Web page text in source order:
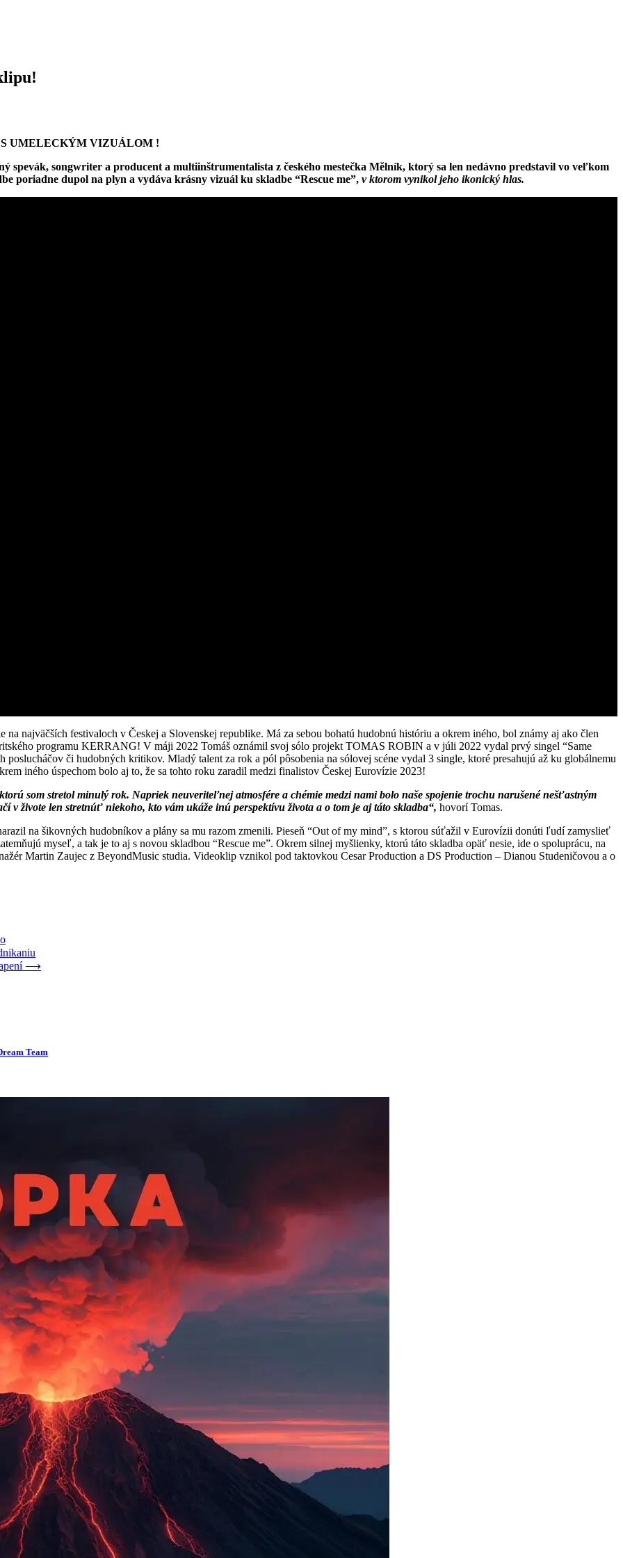
S UMELECKÝM VIZUÁLOM !
spevák, songwriter a producent a multiinštrumentalista z českého mestečka Mělník, ktorý sa len nedávno predstavil vo veľkom
poriadne dupol na plyn a vydáva krásny vizuál ku skladbe “Rescue me”, v ktorom vynikol jeho ikonický hlas.
najväčších festivaloch v Českej a Slovenskej republike. Má za sebou bohatú hudobnú históriu a okrem iného, bol známy aj ako člen
programu KERRANG! V máji 2022 Tomáš oznámil svoj sólo projekt TOMAS ROBIN a v júli 2022 vydal prvý singel “Same
poslucháčov či hudobných kritikov. Mladý talent za rok a pól pôsobenia na sólovej scéne vydal 3 single, ktoré presahujú až ku globálnemu
iného úspechom bolo aj to, že sa tohto roku zaradil medzi finalistov Českej Eurovízie 2023!
som stretol minulý rok. Napriek neuveriteľnej atmosfére a chémie medzi nami bolo naše spojenie trochu narušené nešťastným
v živote len stretnúť niekoho, kto vám ukáže inú perspektívu života a o tom je aj táto skladba“, hovorí Tomas.
na šikovných hudobníkov a plány sa mu razom zmenili. Pieseň “Out of my mind”, s ktorou súťažil v Eurovízii donúti ľudí zamyslieť
myseľ, a tak je to aj s novou skladbou “Rescue me”. Okrem silnej myšlienky, ktorú táto skladba opäť nesie, ide o spoluprácu, na
Martin Zaujec z BeyondMusic studia. Videoklip vznikol pod taktovkou Cesar Production a DS Production – Dianou Studeničovou a o
⟶
Team